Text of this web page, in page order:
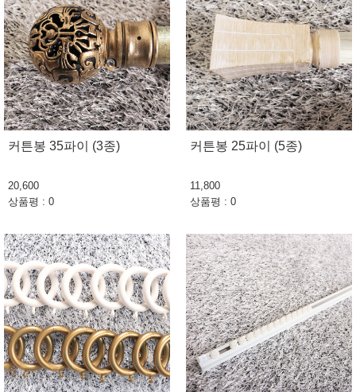
커튼봉 35파이 (3종)
20,600
상품평 : 0
커튼봉 25파이 (5종)
11,800
상품평 : 0